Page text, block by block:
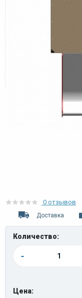
0 отзывов
Доставка
Количество:
-
Цена: